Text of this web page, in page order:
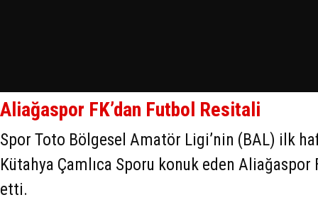
Aliağaspor FK’dan Futbol Resitali
Spor Toto Bölgesel Amatör Ligi’nin (BAL) ilk
Kütahya Çamlıca Sporu konuk eden
etti.